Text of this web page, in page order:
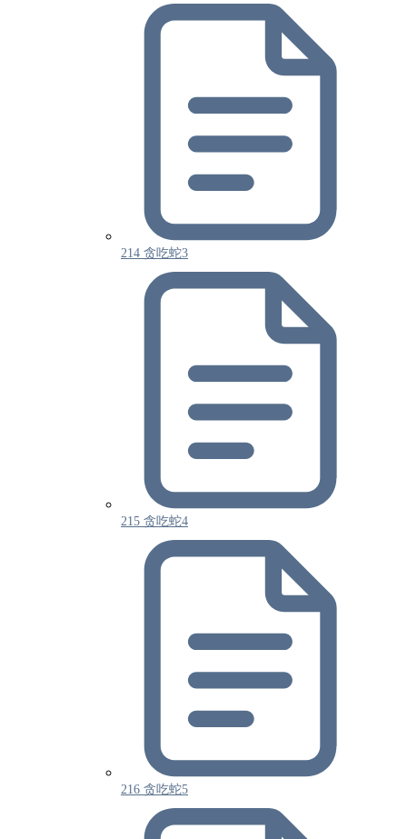
214 贪吃蛇3
215 贪吃蛇4
216 贪吃蛇5